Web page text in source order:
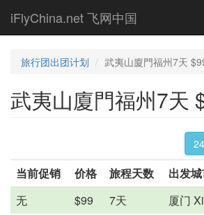
main
iFlyChina.net 飞网中国
旅行团出团计划 武夷山廈門福州7天
武夷山廈門福州7天
当前促销 价格 旅程天数 出发
无
$99 7天 厦门